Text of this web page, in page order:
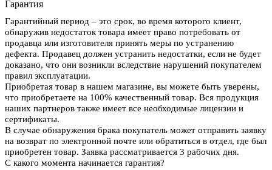
Гарантия
Гарантийный период – это срок, во время которого клиент,
обнаружив недостаток товара имеет право потребовать от
продавца или изготовителя принять меры по устранению
дефекта. Продавец должен устранить недостатки, если не будет
доказано, что они возникли вследствие нарушений покупателем
правил эксплуатации.
Приобретая товар в нашем магазине, вы можете быть уверены,
что приобретаете на 100% качественный товар. Вся продукция
наших партнеров также имеет все необходимые лицензии и
сертификаты.
В случае обнаружения брака покупатель может отправить заявку
на возврат по электронной почте или обратиться в отдел, где был
приобретен товар. Заявка рассматривается 3 рабочих дня.
С какого момента начинается гарантия?